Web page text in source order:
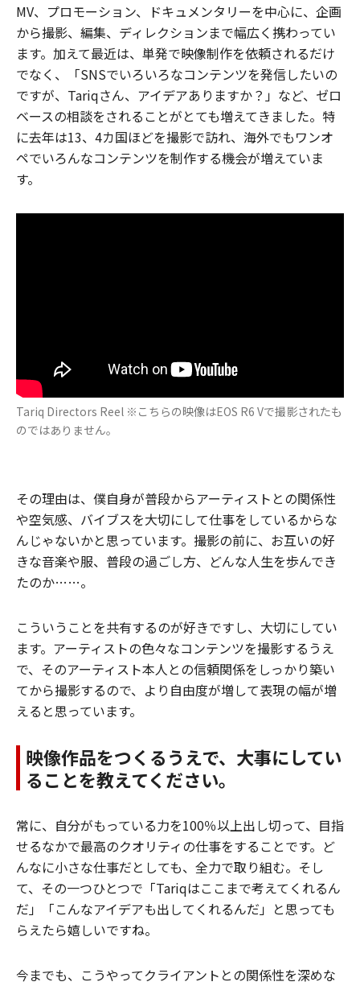
MV、プロモーション、ドキュメンタリーを中心に、企画
から撮影、編集、ディレクションまで幅広く携わってい
ます。加えて最近は、単発で映像制作を依頼されるだけ
でなく、「SNSでいろいろなコンテンツを発信したいの
ですが、Tariqさん、アイデアありますか？」など、ゼロ
ベースの相談をされることがとても増えてきました。特
に去年は13、4カ国ほどを撮影で訪れ、海外でもワンオ
ペでいろんなコンテンツを制作する機会が増えていま
す。
Tariq Directors Reel ※こちらの映像はEOS R6 Vで撮影されたも
のではありません。
その理由は、僕自身が普段からアーティストとの関係性
や空気感、バイブスを大切にして仕事をしているからな
んじゃないかと思っています。撮影の前に、お互いの好
きな音楽や服、普段の過ごし方、どんな人生を歩んでき
たのか……。
こういうことを共有するのが好きですし、大切にしてい
ます。アーティストの色々なコンテンツを撮影するうえ
で、そのアーティスト本人との信頼関係をしっかり築い
てから撮影するので、より自由度が増して表現の幅が増
えると思っています。
映像作品をつくるうえで、大事にしてい
ることを教えてください。
常に、自分がもっている力を100％以上出し切って、目指
せるなかで最高のクオリティの仕事をすることです。ど
んなに小さな仕事だとしても、全力で取り組む。そし
て、その一つひとつで「Tariqはここまで考えてくれるん
だ」「こんなアイデアも出してくれるんだ」と思っても
らえたら嬉しいですね。
今までも、こうやってクライアントとの関係性を深めな